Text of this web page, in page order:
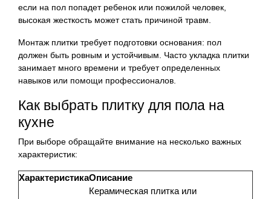
если на пол попадет ребенок или пожилой человек,
высокая жесткость может стать причиной травм.
Монтаж плитки требует подготовки основания: пол
должен быть ровным и устойчивым. Часто укладка плитки
занимает много времени и требует определенных
навыков или помощи профессионалов.
Как выбрать плитку для пола на
кухне
При выборе обращайте внимание на несколько важных
характеристик:
ХарактеристикаОписание
Керамическая плитка или